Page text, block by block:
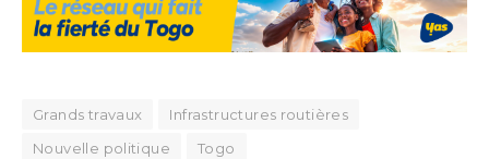
Grands travaux
Infrastructures routières
Nouvelle politique
Togo